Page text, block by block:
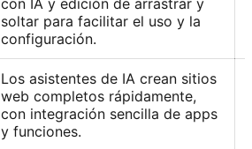
con IA y edición de arrastrar y
soltar para facilitar el uso y la
configuración.
Los asistentes de IA crean sitios
web completos rápidamente,
con integración sencilla de apps
y funciones.